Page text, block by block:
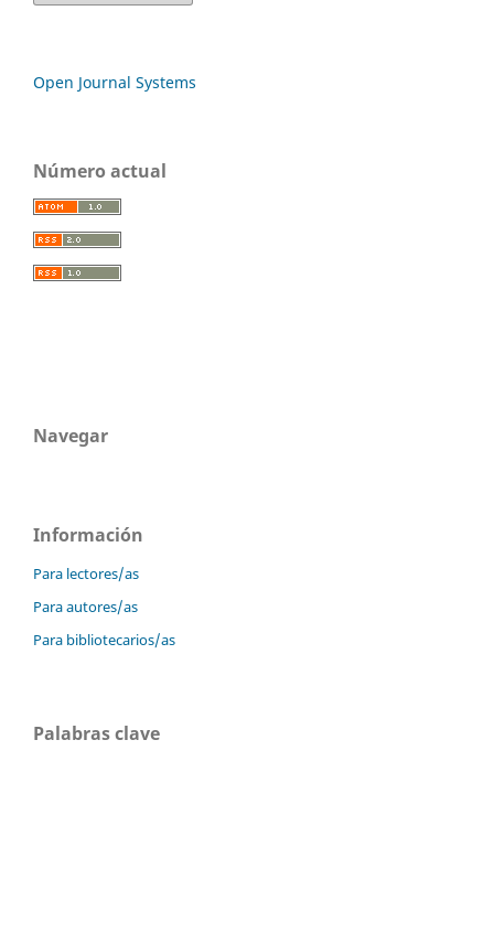
Open Journal Systems
Número actual
Navegar
Información
Para lectores/as
Para autores/as
Para bibliotecarios/as
Palabras clave